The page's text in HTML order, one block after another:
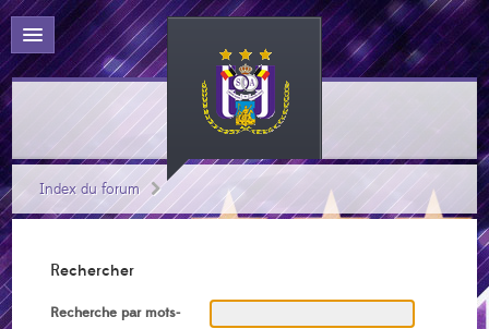
Index du forum
Rechercher
Recherche par mots-